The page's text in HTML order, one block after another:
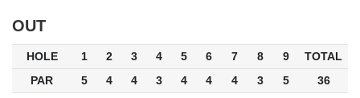
OUT
HOLE 1 2 3 4 5 6 7 8 9
TOTAL
PAR
5 4 4 3 4 4 4 3 5 36